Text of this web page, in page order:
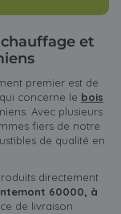
et
premier est de
concerne le bois
Avec plusieurs
fiers de notre
de qualité en
directement
60000, à
de livraison.